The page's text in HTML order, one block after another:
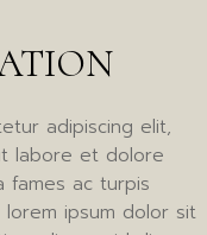
adipiscing elit,
labore et dolore
fames ac turpis
lorem ipsum dolor sit